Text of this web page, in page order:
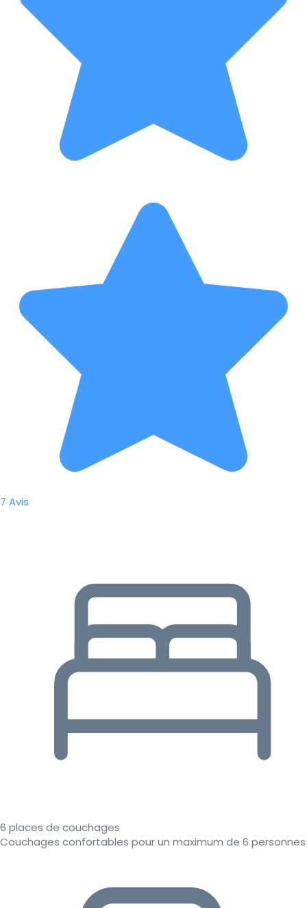
7 Avis
6 places de couchages
Couchages confortables pour un maximum de 6 personnes